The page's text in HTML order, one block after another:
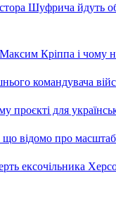
Шуфрича йдуть
Кріппа і чому
командувача
проєкті для
що відомо про
ексочільника